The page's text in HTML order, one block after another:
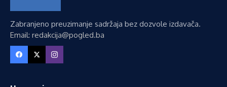
Zabranjeno preuzimanje sadržaja bez dozvole izdavača.
Email: redakcija@pogled.ba